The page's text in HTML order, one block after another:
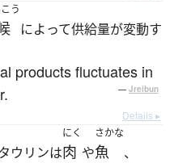
う
によって供給量が変動す
products fluctuates in
— Jreibun
Details ▸
ウリンは
にく
肉 や
さかな
魚 、